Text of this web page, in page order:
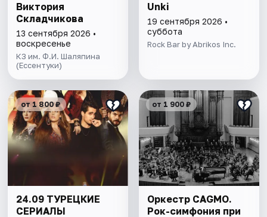
Виктория
Складчикова
13 сентября 2026 •
воскресенье
КЗ им. Ф.И. Шаляпина
(Ессентуки)
Unki
19 сентября 2026 •
суббота
Rock Bar by Abrikos Inc.
от 1 800 ₽
24.09 ТУРЕЦКИЕ
СЕРИАЛЫ
от 1 900 ₽
Оркестр CAGMO.
Рок-симфония при